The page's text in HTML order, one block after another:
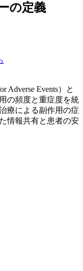
の定義
Adverse Events）と
の頻度と重症度を統
療による副作用の症
情報共有と患者の安